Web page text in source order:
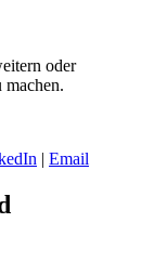
oder
machen.
| Email